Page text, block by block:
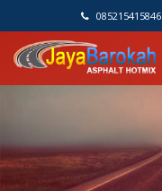
085215415846